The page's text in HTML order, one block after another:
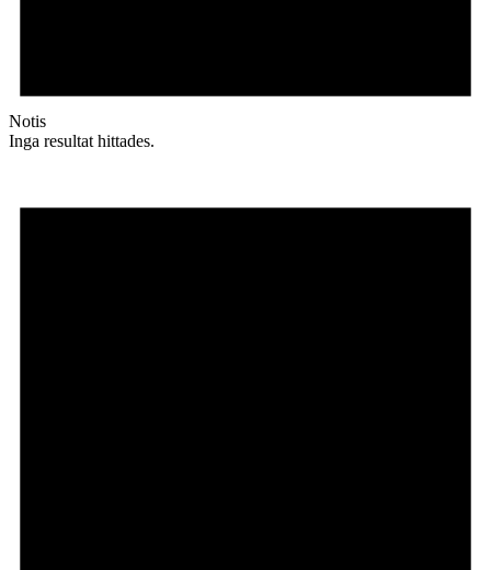
Notis
Inga resultat hittades.